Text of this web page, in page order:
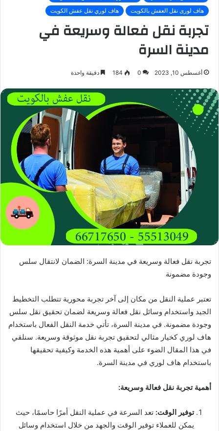
هاف لورى نقل العفش بالكويت
هاف لوري نقل عفش الكويت
تجربة نقل فعالة وسريعة في
مدينة السرة
أغسطس 10, 2023 0
184 دقيقة واحدة
تجربة نقل فعالة وسريعة في مدينة السرة: الضمان لانتقال سلس
وجودة مضمونة
تعتبر عملية النقل من مكان إلى آخر تجربة محورية تتطلب التخطيط
الجيد واستخدام وسائل نقل فعالة وسريعة لضمان تحقيق نقل سلس
وجودة مضمونة. في مدينة السرة، تأتي خدمة النقل الفعال باستخدام
هاف لوري كخيار مثالي لتحقيق تجربة نقل موثوقة وسريعة. سنلقي
في هذا المقال الضوء على أهمية هذه الخدمة وكيفية تحقيقها
باستخدام هاف لوري في مدينة السرة.
أهمية تجربة نقل فعالة وسريعة:
توفير الوقت: تعد السرعة في عملية النقل أمرًا حاسمًا، حيث
يمكن للعملاء توفير الوقت والجهد من خلال استخدام وسائل